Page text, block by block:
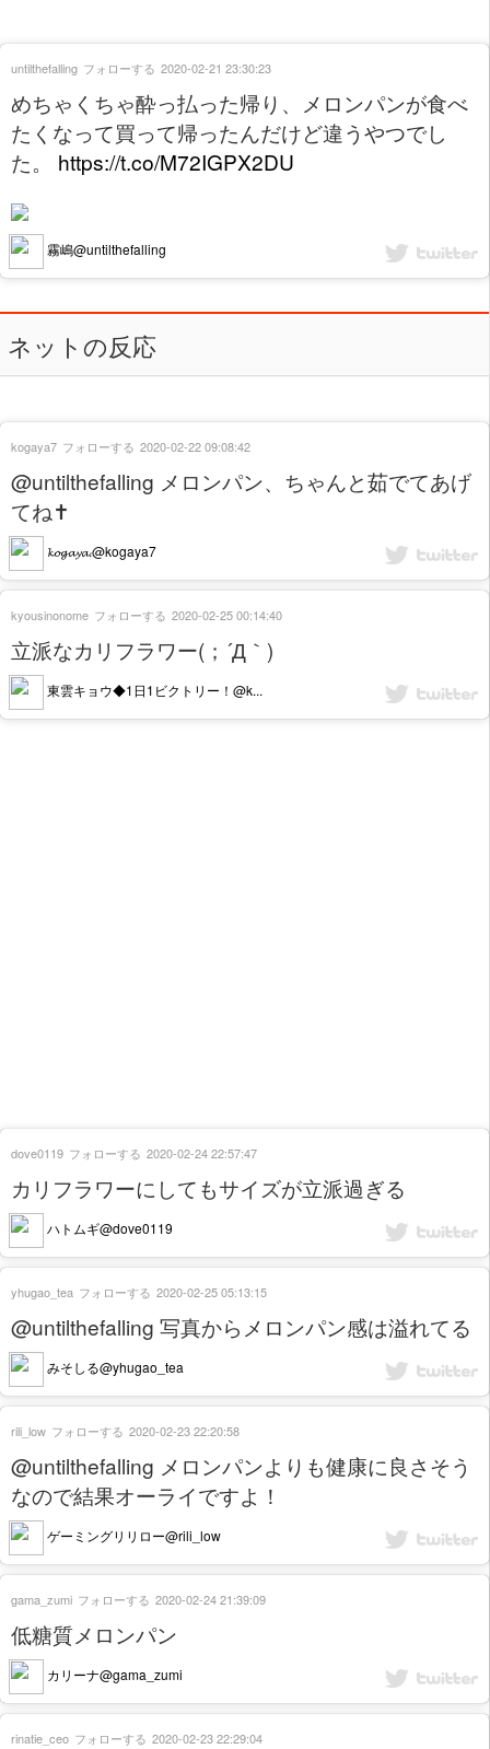
めちゃくちゃ酔っ払った帰り、メロンパンが食べ
たくなって買って帰ったんだけど違うやつでし
た。 https://t.co/M72IGPX2DU
霧嶋@untilthefalling
untilthefalling フォローする 2020-02-21 23:30:23
ネットの反応
@untilthefalling メロンパン、ちゃんと茹でてあげ
てね✝
𝓴𝓸𝓰𝓪𝔂𝓪.@kogaya7
kogaya7 フォローする 2020-02-22 09:08:42
立派なカリフラワー(；´Д｀)
東雲キョウ◆1日1ビクトリー！@k...
kyousinonome フォローする 2020-02-25 00:14:40
カリフラワーにしてもサイズが立派過ぎる
ハトムギ@dove0119
dove0119 フォローする 2020-02-24 22:57:47
@untilthefalling 写真からメロンパン感は溢れてる
みそしる@yhugao_tea
yhugao_tea フォローする 2020-02-25 05:13:15
@untilthefalling メロンパンよりも健康に良さそう
なので結果オーライですよ！
ゲーミングリリロー@rili_low
rili_low フォローする 2020-02-23 22:20:58
低糖質メロンパン
カリーナ@gama_zumi
gama_zumi フォローする 2020-02-24 21:39:09
rinatie_ceo フォローする 2020-02-23 22:29:04